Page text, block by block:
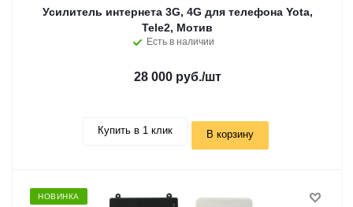
Усилитель интернета 3G, 4G для телефона Yota,
Tele2, Мотив
Есть в наличии
28 000 руб./шт
Купить в 1 клик В корзину
НОВИНКА